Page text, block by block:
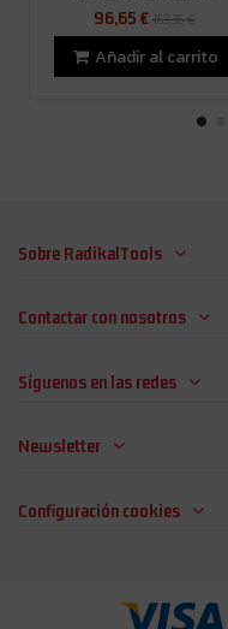
96,65 €163,35 €
Añadir al carrito
Sobre RadikalTools
Contactar con nosotros
Síguenos en las redes
Newsletter
Configuración cookies